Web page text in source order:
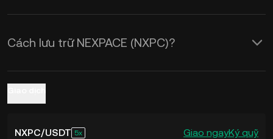
Cách lưu trữ NEXPACE (NXPC)?
NXPC/USDT 5 Giao ngayKý quỹ